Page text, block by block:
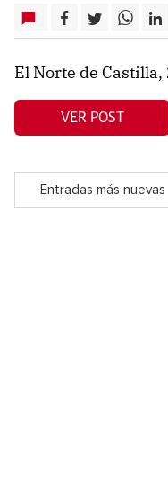
El Norte de
VER POST
Entradas más nuevas